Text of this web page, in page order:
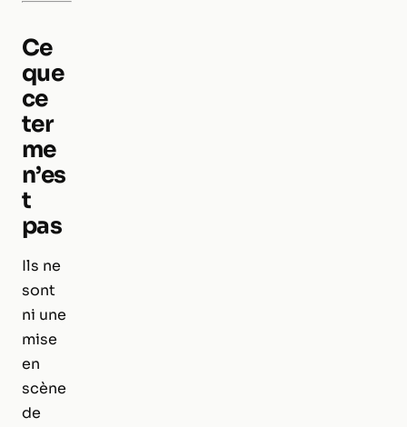
Ce
que
ce
ter
me
n’es
t
pas
Ils ne
sont
ni une
mise
en
scène
de